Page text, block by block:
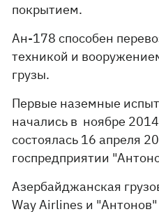
покрытием.
Ан-178 способен
техникой и
грузы.
Первые наземные
начались в ноябре
состоялась 16 апреля
госпредприятии
Азербайджанская
Way Airlines и